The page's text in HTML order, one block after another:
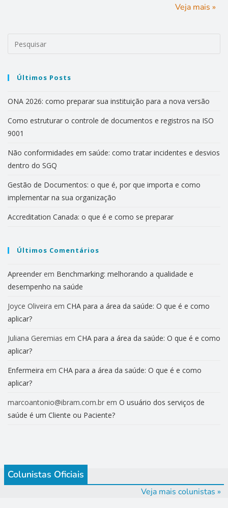
Veja mais »
Últimos Posts
ONA 2026: como preparar sua instituição para a nova versão
Como estruturar o controle de documentos e registros na ISO
9001
Não conformidades em saúde: como tratar incidentes e desvios
dentro do SGQ
Gestão de Documentos: o que é, por que importa e como
implementar na sua organização
Accreditation Canada: o que é e como se preparar
Últimos Comentários
Apreender em Benchmarking: melhorando a qualidade e
desempenho na saúde
Joyce Oliveira em CHA para a área da saúde: O que é e como
aplicar?
Juliana Geremias em CHA para a área da saúde: O que é e como
aplicar?
Enfermeira em CHA para a área da saúde: O que é e como
aplicar?
marcoantonio@ibram.com.br em O usuário dos serviços de
saúde é um Cliente ou Paciente?
Colunistas Oficiais
Veja mais colunistas »